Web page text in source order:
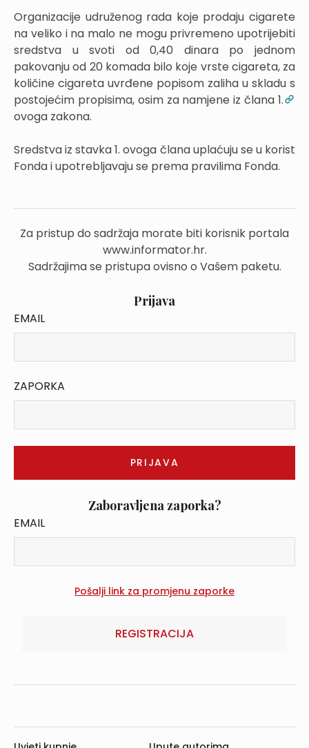
Organizacije udruženog rada koje prodaju cigarete
na veliko i na malo ne mogu privremeno upotrijebiti
sredstva u svoti od 0,40 dinara po jednom
pakovanju od 20 komada bilo koje vrste cigareta, za
količine cigareta uvrđene popisom zaliha u skladu s
postojećim propisima, osim za namjene iz člana 1.
ovoga zakona.
Sredstva iz stavka 1. ovoga člana uplaćuju se u korist
Fonda i upotrebljavaju se prema pravilima Fonda.
Za pristup do sadržaja morate biti korisnik portala
www.informator.hr.
Sadržajima se pristupa ovisno o Vašem paketu.
Prijava
EMAIL
ZAPORKA
Zaboravljena zaporka?
EMAIL
REGISTRACIJA